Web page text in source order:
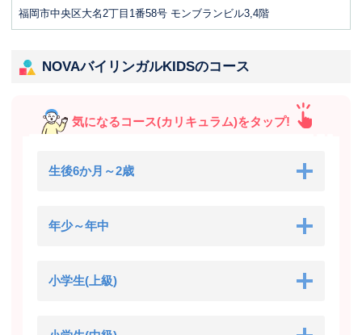
福岡市中央区大名2丁目1番58号 モンブランビル3,4階
NOVAバイリンガルKIDSのコース
気になるコース(カリキュラム)をタップ!
生後6か月～2歳
年少～年中
小学生(上級)